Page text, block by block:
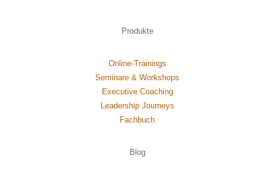
Produkte
Online-Trainings
Seminare & Workshops
Executive Coaching
Leadership Journeys
Fachbuch
Blog